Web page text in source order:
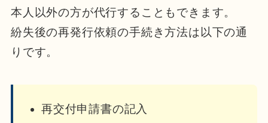
本人以外の方が代行することもできます。
紛失後の再発行依頼の手続き方法は以下の通
りです。
再交付申請書の記入